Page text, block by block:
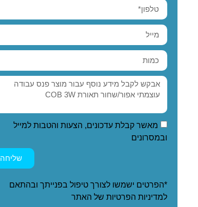
מאשר קבלת עדכונים, הצעות והטבות למייל
ובמסרונים
שליחה
*הפרטים ישמשו לצורך טיפול בפנייתך ובהתאם
למדיניות הפרטיות של האתר